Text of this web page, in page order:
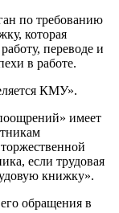
по требованию
которая
переводе и
в работе.
КМУ».
имеет
если трудовая
книжку».
обращения в